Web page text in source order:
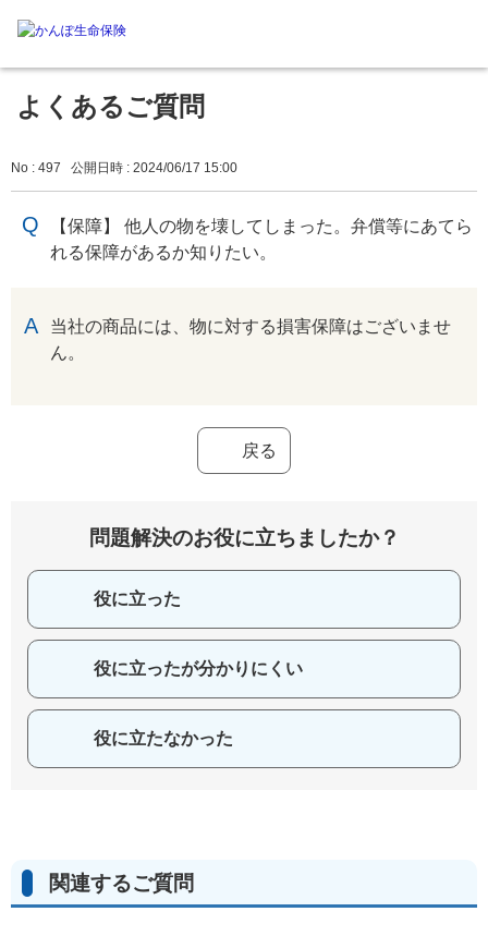
よくあるご質問
No : 497 公開日時 : 2024/06/17 15:00
【保障】 他人の物を壊してしまった。弁償等にあてら
れる保障があるか知りたい。
当社の商品には、物に対する損害保障はございませ
ん。
戻る
問題解決のお役に立ちましたか？
役に立った
役に立ったが分かりにくい
役に立たなかった
関連するご質問